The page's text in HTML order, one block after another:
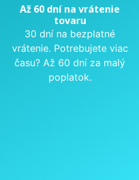
Až 60 dní na vrátenie
tovaru
30 dní na bezplatné
vrátenie. Potrebujete viac
času? Až 60 dní za malý
poplatok.